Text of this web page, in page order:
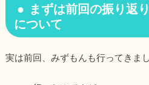
まずは前回の振り返
について
実は前回、みずもんも行ってきまし